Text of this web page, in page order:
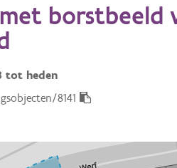
borstbeeld
tot heden
8141